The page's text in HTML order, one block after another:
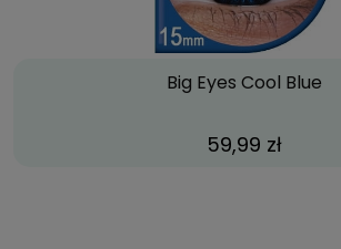
Big Eyes Cool Blue
59,99 zł